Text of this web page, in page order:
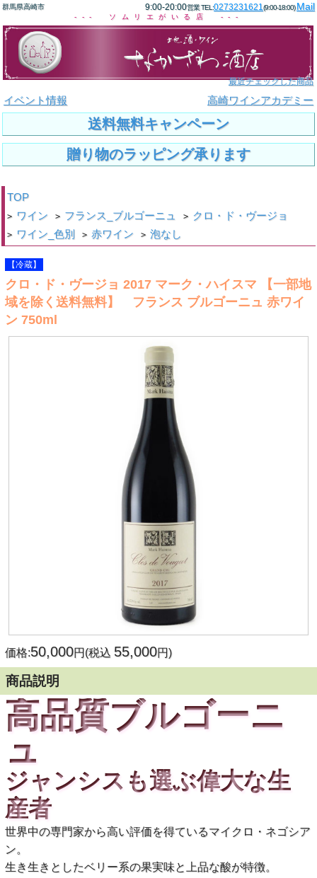
群馬県高崎市 9:00-20:00営業 TEL:0273231621(9:00-18:00)Mail
--- ソムリエがいる店 ---
最近チェックした商品
イベント情報 高崎ワインアカデミー
送料無料キャンペーン
贈り物のラッピング承ります
TOP
> ワイン > フランス_ブルゴーニュ > クロ・ド・ヴージョ
> ワイン_色別 > 赤ワイン > 泡なし
【冷蔵】
クロ・ド・ヴージョ 2017 マーク・ハイスマ 【一部地
域を除く送料無料】 フランス ブルゴーニュ 赤ワイ
ン 750ml
価格:50,000円(税込 55,000円)
商品説明
高品質ブルゴーニ
ュ
ジャンシスも選ぶ偉大な生
産者
世界中の専門家から高い評価を得ているマイクロ・ネゴシア
ン。
生き生きとしたベリー系の果実味と上品な酸が特徴。